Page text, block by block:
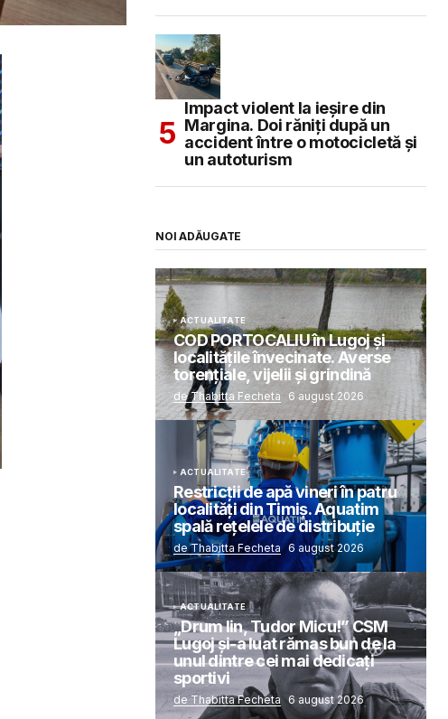
Impact violent la ieșire din
Margina. Doi răniți după un
accident între o motocicletă și
un autoturism
NOI ADĂUGATE
ACTUALITATE
COD PORTOCALIU în Lugoj și
localitățile învecinate. Averse
torențiale, vijelii și grindină
de Thabitta Fecheta 6 august 2026
ACTUALITATE
Restricții de apă vineri în patru
localități din Timiș. Aquatim
spală rețelele de distribuție
de Thabitta Fecheta 6 august 2026
ACTUALITATE
„Drum lin, Tudor Micu!” CSM
Lugoj și-a luat rămas bun de la
unul dintre cei mai dedicați
sportivi
de Thabitta Fecheta 6 august 2026